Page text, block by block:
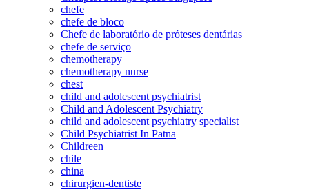
chefe
chefe de bloco
Chefe de laboratório de próteses dentárias
chefe de serviço
chemotherapy
chemotherapy nurse
chest
child and adolescent psychiatrist
Child and Adolescent Psychiatry
child and adolescent psychiatry specialist
Child Psychiatrist In Patna
Childreen
chile
china
chirurgien-dentiste